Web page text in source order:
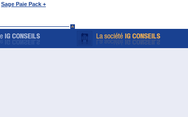
Sage Paie Pack +